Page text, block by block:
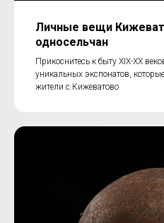
Личные вещи
односельчан
Прикоснитесь к быту XIX-XX
уникальных экспонатов,
жители с.Кижеватово